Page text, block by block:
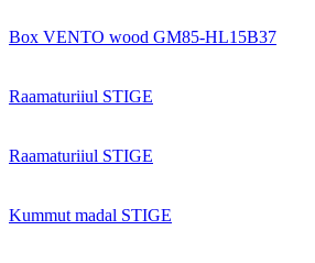
Box VENTO wood GM85-HL15B37
Raamaturiiul STIGE
Raamaturiiul STIGE
Kummut madal STIGE